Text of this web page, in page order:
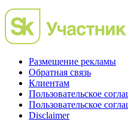
Размещение рекламы
Обратная связь
Клиентам
Пользовательское
Пользовательское
Disclaimer